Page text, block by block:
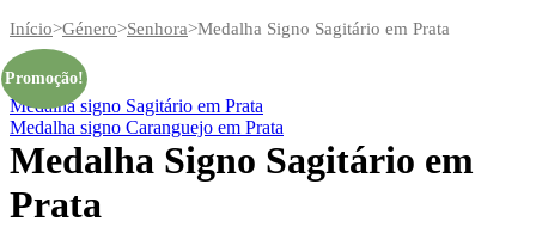
Início>Género>Senhora>Medalha Signo Sagitário em Prata
Promoção!
Medalha signo Sagitário em Prata
Medalha signo Caranguejo em Prata
Medalha Signo Sagitário em
Prata